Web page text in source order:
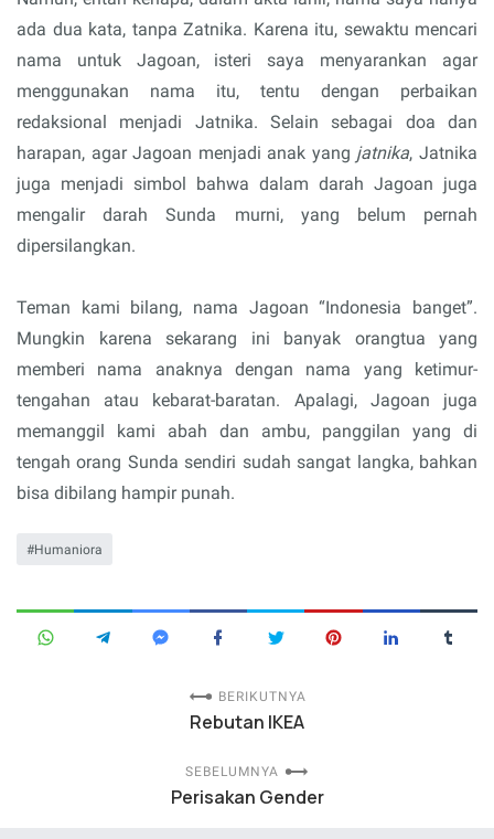
ada dua kata, tanpa Zatnika. Karena itu, sewaktu mencari
nama untuk Jagoan, isteri saya menyarankan agar
menggunakan nama itu, tentu dengan perbaikan
redaksional menjadi Jatnika. Selain sebagai doa dan
harapan, agar Jagoan menjadi anak yang jatnika, Jatnika
juga menjadi simbol bahwa dalam darah Jagoan juga
mengalir darah Sunda murni, yang belum pernah
dipersilangkan.
Teman kami bilang, nama Jagoan “Indonesia banget”.
Mungkin karena sekarang ini banyak orangtua yang
memberi nama anaknya dengan nama yang ketimur-
tengahan atau kebarat-baratan. Apalagi, Jagoan juga
memanggil kami abah dan ambu, panggilan yang di
tengah orang Sunda sendiri sudah sangat langka, bahkan
bisa dibilang hampir punah.
Humaniora
BERIKUTNYA
Rebutan IKEA
SEBELUMNYA
Perisakan Gender